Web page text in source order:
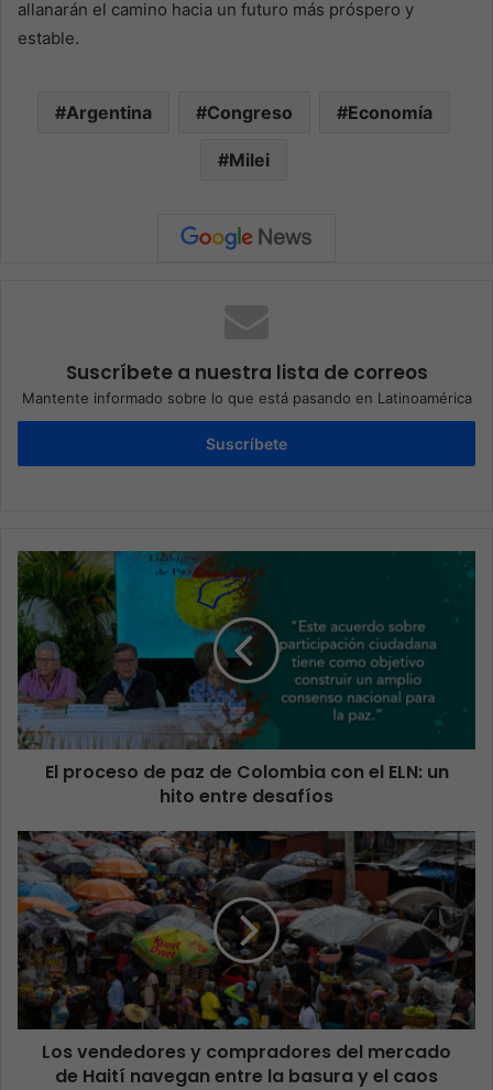
allanarán el camino hacia un futuro más próspero y
estable.
Argentina Congreso Economía
Milei
Suscríbete a nuestra lista de correos
Mantente informado sobre lo que está pasando en Latinoamérica
Suscríbete
El proceso de paz de Colombia con el ELN: un
hito entre desafíos
Los vendedores y compradores del mercado
de Haití navegan entre la basura y el caos